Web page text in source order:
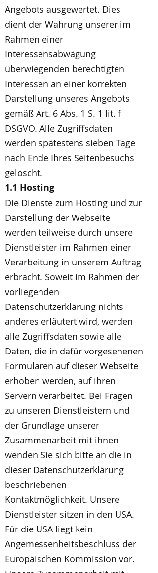
Angebots ausgewertet. Dies
dient der Wahrung unserer im
Rahmen einer
Interessensabwägung
überwiegenden berechtigten
Interessen an einer korrekten
Darstellung unseres Angebots
gemäß Art. 6 Abs. 1 S. 1 lit. f
DSGVO. Alle Zugriffsdaten
werden spätestens sieben Tage
nach Ende Ihres Seitenbesuchs
gelöscht.
1.1 Hosting
Die Dienste zum Hosting und zur
Darstellung der Webseite
werden teilweise durch unsere
Dienstleister im Rahmen einer
Verarbeitung in unserem Auftrag
erbracht. Soweit im Rahmen der
vorliegenden
Datenschutzerklärung nichts
anderes erläutert wird, werden
alle Zugriffsdaten sowie alle
Daten, die in dafür vorgesehenen
Formularen auf dieser Webseite
erhoben werden, auf ihren
Servern verarbeitet. Bei Fragen
zu unseren Dienstleistern und
der Grundlage unserer
Zusammenarbeit mit ihnen
wenden Sie sich bitte an die in
dieser Datenschutzerklärung
beschriebenen
Kontaktmöglichkeit. Unsere
Dienstleister sitzen in den USA.
Für die USA liegt kein
Angemessenheitsbeschluss der
Europäischen Kommission vor.